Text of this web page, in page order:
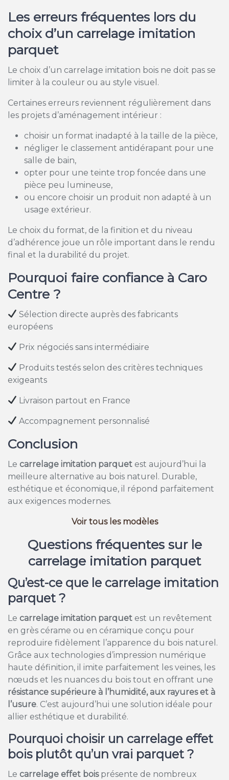
Les erreurs fréquentes lors du
choix d’un carrelage imitation
parquet
Le choix d’un carrelage imitation bois ne doit pas se
limiter à la couleur ou au style visuel.
Certaines erreurs reviennent régulièrement dans
les projets d’aménagement intérieur :
choisir un format inadapté à la taille de la pièce,
négliger le classement antidérapant pour une
salle de bain,
opter pour une teinte trop foncée dans une
pièce peu lumineuse,
ou encore choisir un produit non adapté à un
usage extérieur.
Le choix du format, de la finition et du niveau
d’adhérence joue un rôle important dans le rendu
final et la durabilité du projet.
Pourquoi faire confiance à Caro
Centre ?
Sélection directe auprès des fabricants
européens
Prix négociés sans intermédiaire
Produits testés selon des critères techniques
exigeants
Livraison partout en France
Accompagnement personnalisé
Conclusion
Le carrelage imitation parquet est aujourd’hui la
meilleure alternative au bois naturel. Durable,
esthétique et économique, il répond parfaitement
aux exigences modernes.
Voir tous les modèles
Questions fréquentes sur le
carrelage imitation parquet
Qu’est-ce que le carrelage imitation
parquet ?
Le carrelage imitation parquet est un revêtement
en grès cérame ou en céramique conçu pour
reproduire fidèlement l’apparence du bois naturel.
Grâce aux technologies d’impression numérique
haute définition, il imite parfaitement les veines, les
nœuds et les nuances du bois tout en offrant une
résistance supérieure à l’humidité, aux rayures et à
l’usure. C’est aujourd’hui une solution idéale pour
allier esthétique et durabilité.
Pourquoi choisir un carrelage effet
bois plutôt qu’un vrai parquet ?
Le carrelage effet boisprésente de nombreux